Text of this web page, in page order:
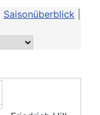
Saisonüberblick